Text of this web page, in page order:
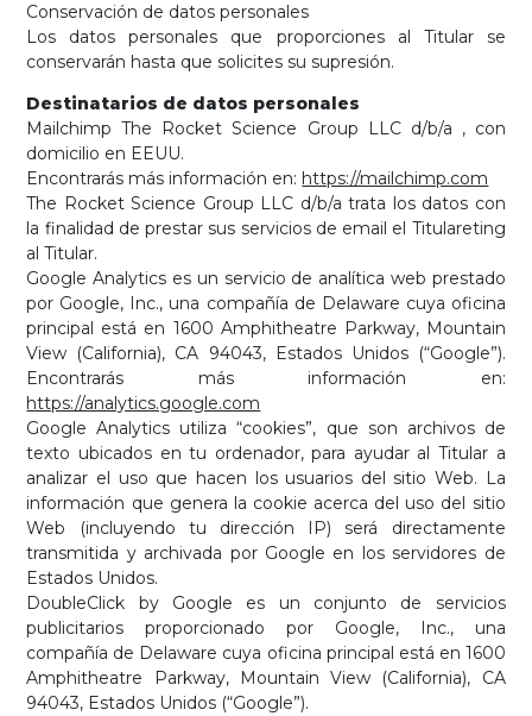
Conservación de datos personales
Los datos personales que proporciones al Titular se
conservarán hasta que solicites su supresión.
Destinatarios de datos personales
Mailchimp The Rocket Science Group LLC d/b/a , con
domicilio en EEUU.
Encontrarás más información en: https://mailchimp.com
The Rocket Science Group LLC d/b/a trata los datos con
la finalidad de prestar sus servicios de email el Titulareting
al Titular.
Google Analytics es un servicio de analítica web prestado
por Google, Inc., una compañía de Delaware cuya oficina
principal está en 1600 Amphitheatre Parkway, Mountain
View (California), CA 94043, Estados Unidos (“Google”).
Encontrarás más información en:
https://analytics.google.com
Google Analytics utiliza “cookies”, que son archivos de
texto ubicados en tu ordenador, para ayudar al Titular a
analizar el uso que hacen los usuarios del sitio Web. La
información que genera la cookie acerca del uso del sitio
Web (incluyendo tu dirección IP) será directamente
transmitida y archivada por Google en los servidores de
Estados Unidos.
DoubleClick by Google es un conjunto de servicios
publicitarios proporcionado por Google, Inc., una
compañía de Delaware cuya oficina principal está en 1600
Amphitheatre Parkway, Mountain View (California), CA
94043, Estados Unidos (“Google”).